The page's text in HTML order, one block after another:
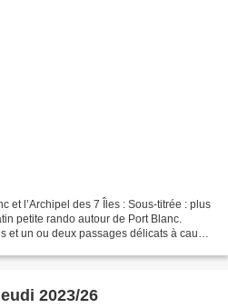
et l’Archipel des 7 Îles : Sous-titrée : plus
petite rando autour de Port Blanc.
et un ou deux passages délicats à cause
2023/26